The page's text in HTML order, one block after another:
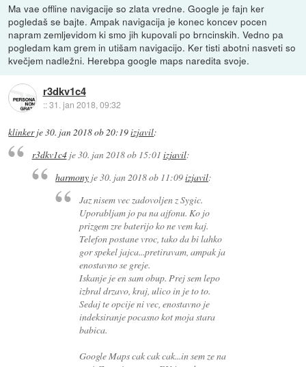
Ma vae offline navigacije so zlata vredne. Google je fajn ker
pogledaš se bajte. Ampak navigacija je konec koncev pocen
napram zemljevidom ki smo jih kupovali po brncinskih. Vedno pa
pogledam kam grem in utišam navigacijo. Ker tisti abotni nasveti so
kvečjem nadležni. Herebpa google maps naredita svoje.
r3dkv1c4
::31. jan 2018, 09:32
klinkerje30. jan 2018 ob 20:19izjavil:
r3dkv1c4je30. jan 2018 ob 15:01 izjavil:
harmony je30. jan 2018 ob 11:09izjavil:
Jaz nisem vec zadovoljen z Sygic.
Uporabljam jo pa na ajfonu. Ko jo
prizgem zre baterijo ko ne vem kaj.
Telefon postane vroc, tako da bi lahko
gor spekel jajca...pretiravam, ampak ja
enostavno se greje.
Iskanje je en sam obup. Prej sem lepo
izbral drzavo, kraj, ulico in je to to.
Sedaj te opcije ni vec, enostavno je
indeksiranje pocasno kot moja stara
babica.
Google Maps cak cak cak...in sem ze na